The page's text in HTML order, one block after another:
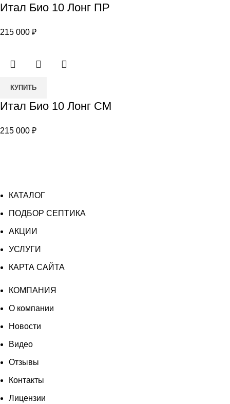
Итал
10
ПР
Итал Био 10 Лонг ПР
215 000 ₽
Количество
Итал
10
КУПИТЬ
Итал Био 10 Лонг СМ
215 000 ₽
КАТАЛОГ
ПОДБОР СЕПТИКА
АКЦИИ
УСЛУГИ
КАРТА САЙТА
КОМПАНИЯ
О компании
Новости
Видео
Отзывы
Контакты
Лицензии